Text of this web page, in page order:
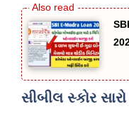
સીબીલ સ્કોર